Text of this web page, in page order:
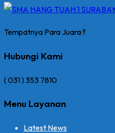
Tempatnya Para Juara !!
Hubungi Kami
( 031 ) 353 7810
Menu Layanan
Latest News